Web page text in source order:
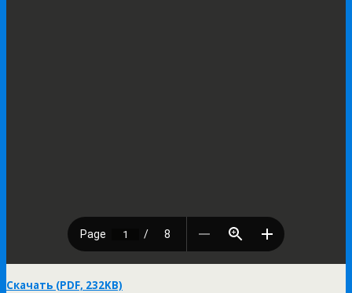
Скачать (PDF, 232KB)